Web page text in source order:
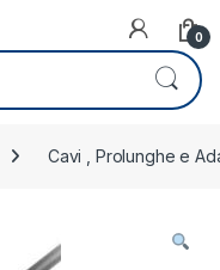
0
Cavi , Prolunghe e